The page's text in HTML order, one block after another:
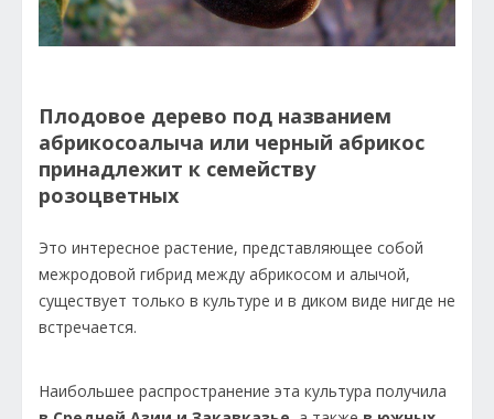
Плодовое дерево под названием
абрикосоалыча или черный абрикос
принадлежит к семейству
розоцветных
Это интересное растение, представляющее собой
межродовой гибрид между абрикосом и алычой,
существует только в культуре и в диком виде нигде не
встречается.
Наибольшее распространение эта культура получила